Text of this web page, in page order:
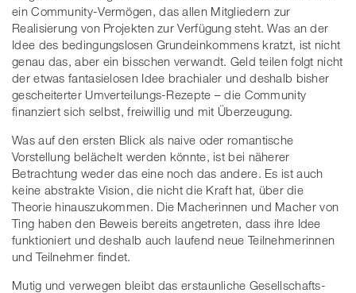
ein Community-Vermögen, das allen Mitgliedern zur
Realisierung von Projekten zur Verfügung steht. Was an der
Idee des bedingungslosen Grundeinkommens kratzt, ist nicht
genau das, aber ein bisschen verwandt. Geld teilen folgt nicht
der etwas fantasielosen Idee brachialer und deshalb bisher
gescheiterter Umverteilungs-Rezepte – die Community
finanziert sich selbst, freiwillig und mit Überzeugung.
Was auf den ersten Blick als naive oder romantische
Vorstellung belächelt werden könnte, ist bei näherer
Betrachtung weder das eine noch das andere. Es ist auch
keine abstrakte Vision, die nicht die Kraft hat, über die
Theorie hinauszukommen. Die Macherinnen und Macher von
Ting haben den Beweis bereits angetreten, dass ihre Idee
funktioniert und deshalb auch laufend neue Teilnehmerinnen
und Teilnehmer findet.
Mutig und verwegen bleibt das erstaunliche Gesellschafts-